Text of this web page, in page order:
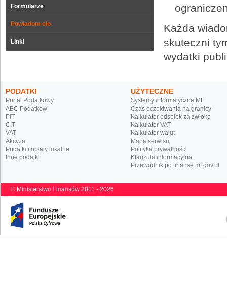
Formularze
Powiadom cło
Linki
Każda
skuteczni
wydatki
PODATKI
Portal Podatkowy
ABC Podatków
PIT
CIT
VAT
Akcyza
Podatki i opłaty lokalne
Inne podatki
UŻYTECZNE
Systemy informatyczne MF
Czas oczekiwania na granicy
Kalkulator odsetek za zwłokę
Kalkulator VAT
Kalkulator walut
Mapa serwisu
Polityka prywatności
Klauzula informacyjna
Przewodnik po finanse.mf.gov.pl
© Ministerstwo Finansów 2011 - 2026